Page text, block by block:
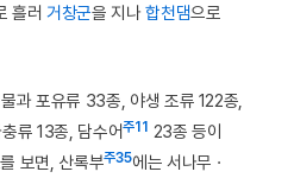
흘러거창군을 지나합천댐으로
과 포유류 33종, 야생 조류 122종,
류 13종, 담수어주11 23종 등이
보면, 산록부주35에는 서나무 ·